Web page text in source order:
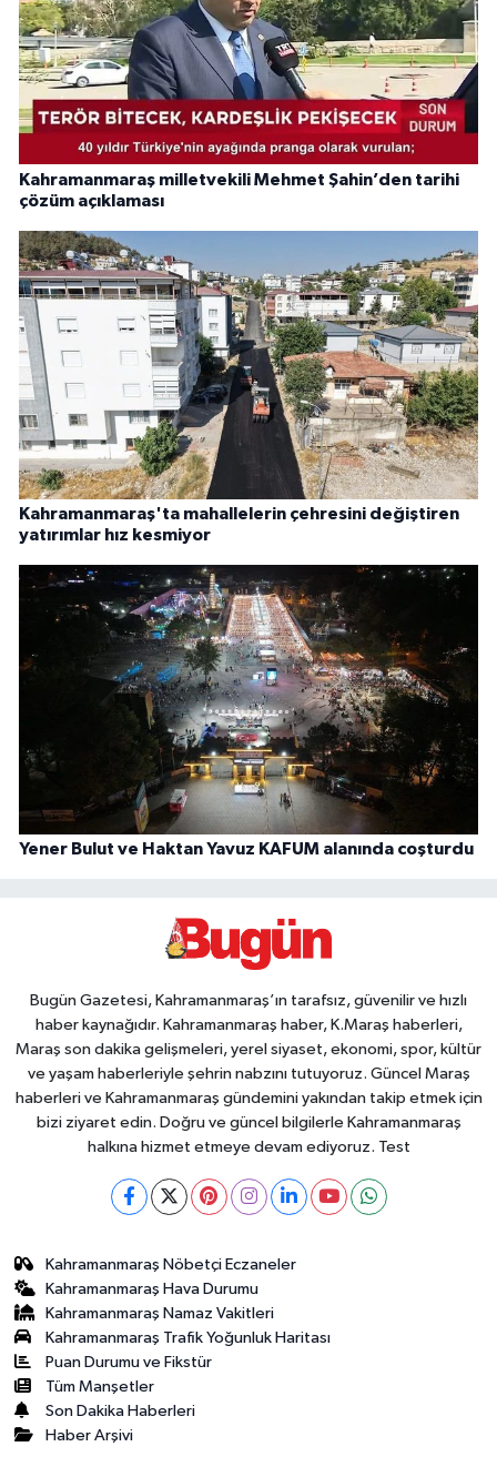
Kahramanmaraş milletvekili Mehmet Şahin’den tarihi
çözüm açıklaması
Kahramanmaraş'ta mahallelerin çehresini değiştiren
yatırımlar hız kesmiyor
Yener Bulut ve Haktan Yavuz KAFUM alanında coşturdu
Bugün Gazetesi, Kahramanmaraş’ın tarafsız, güvenilir ve hızlı
haber kaynağıdır. Kahramanmaraş haber, K.Maraş haberleri,
Maraş son dakika gelişmeleri, yerel siyaset, ekonomi, spor, kültür
ve yaşam haberleriyle şehrin nabzını tutuyoruz. Güncel Maraş
haberleri ve Kahramanmaraş gündemini yakından takip etmek için
bizi ziyaret edin. Doğru ve güncel bilgilerle Kahramanmaraş
halkına hizmet etmeye devam ediyoruz. Test
Kahramanmaraş Nöbetçi Eczaneler
Kahramanmaraş Hava Durumu
Kahramanmaraş Namaz Vakitleri
Kahramanmaraş Trafik Yoğunluk Haritası
Puan Durumu ve Fikstür
Tüm Manşetler
Son Dakika Haberleri
Haber Arşivi